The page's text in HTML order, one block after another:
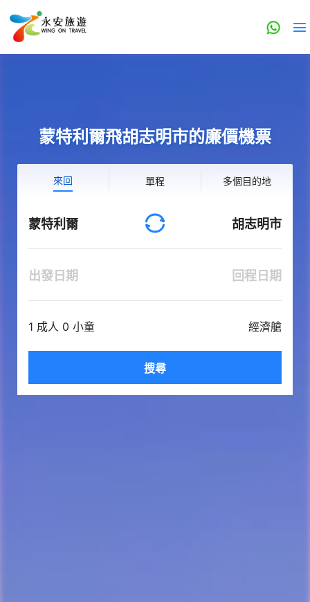
蒙特利爾飛胡志明市的廉價機票
來回 單程 多個目的地
蒙特利爾 胡志明市
出發日期 回程日期
1 成人 0 小童 經濟艙
搜尋